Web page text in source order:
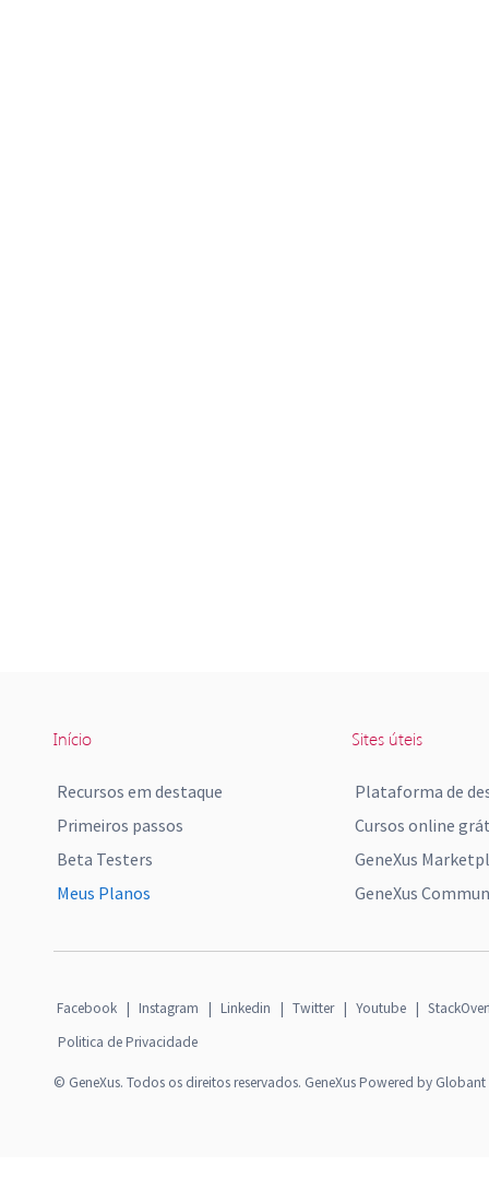
Início
Recursos em destaque
Primeiros passos
Beta Testers
Meus Planos
Sites úteis
Plataforma de
Cursos online
GeneXus
GeneXus
Facebook | Instagram | Linkedin | Twitter | Youtube |
Politica de Privacidade
© GeneXus. Todos os direitos reservados. GeneXus Powered by Globant